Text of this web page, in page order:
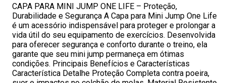
CAPA PARA MINI JUMP ONE LIFE – Proteção,
Durabilidade e Segurança A Capa para Mini Jump One Life
é um acessório indispensável para proteger e prolongar a
vida útil do seu equipamento de exercícios. Desenvolvida
para oferecer segurança e conforto durante o treino, ela
garante que seu mini jump permaneça em ótimas
condições. Principais Benefícios e Características
Característica Detalhe Proteção Completa contra poeira,